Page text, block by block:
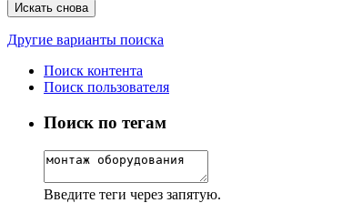
Искать снова
Другие варианты поиска
Поиск контента
Поиск пользователя
Поиск по тегам
Введите теги через запятую.